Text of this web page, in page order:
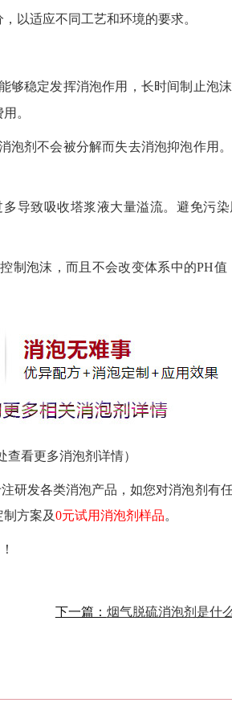
以适应不同工艺和环境的要求。
够稳定发挥消泡作用， 长时间制止泡
。
泡剂不会被分解而失去消泡抑泡作用
导致吸收塔浆液大量溢流。避免污
制泡沫，而且不会改变体系中的PH值
查看更多消泡剂详情）
研发各类消泡产品，如您对消泡剂有
方案及0元试用消泡剂样品。
下一篇：